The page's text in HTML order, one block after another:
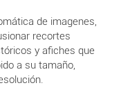
de imagenes,
recortes
y afiches que
a su tamaño,